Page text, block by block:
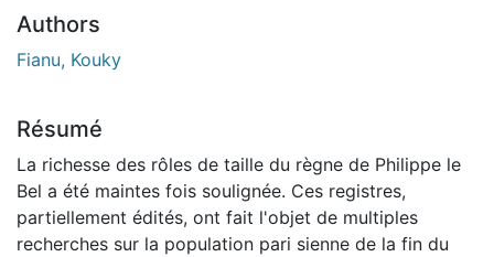
Authors
Fianu, Kouky
Résumé
La richesse des rôles de taille du règne de Philippe le
Bel a été maintes fois soulignée. Ces registres,
partiellement édités, ont fait l'objet de multiples
recherches sur la population pari sienne de la fin du